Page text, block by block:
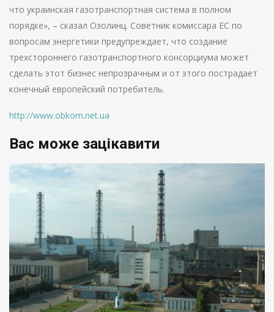
что украинская газотранспортная система в полном
порядке», – сказал Озолинц. Советник комиссара ЕС по
вопросам энергетики предупреждает, что создание
трехстороннего газотранспортного консорциума может
сделать этот бизнес непрозрачным и от этого пострадает
конечный европейский потребитель.
http://www.obkom.net.ua
Вас може зацікавити